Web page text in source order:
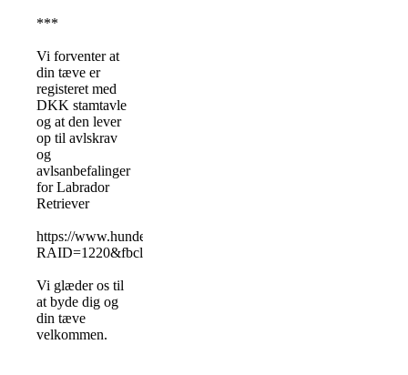
***
Vi forventer at
din tæve er
registeret med
DKK stamtavle
og at den lever
op til avlskrav
og
avlsanbefalinger
for Labrador
Retriever
https://www.hundeweb.dk/dkk/public/openPage/tjenester/
Vi glæder os til
at byde dig og
din tæve
velkommen.